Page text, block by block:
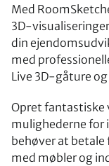
Med
3D-
din
med
Live 3D-gåture
Opret fantastiske
mulighederne for
behøver at
med møbler og